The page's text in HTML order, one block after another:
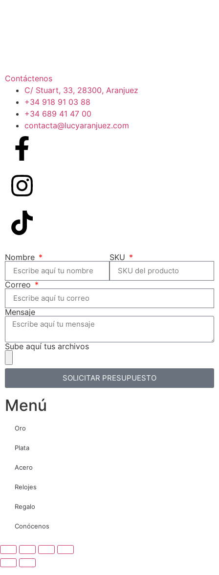
Contáctenos
C/ Stuart, 33, 28300, Aranjuez
+34 918 91 03 88
+34 689 41 47 00
contacta@lucyaranjuez.com
Nombre SKU
Correo
Mensaje
Sube aquí tus archivos
SOLICITAR PRESUPUESTO
Menú
Oro
Plata
Acero
Relojes
Regalo
Conócenos